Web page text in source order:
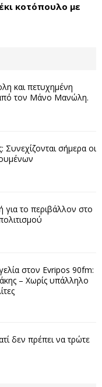
κοτόπουλο με
και πετυχημένη
τον Μάνο Μανώλη.
σήμερα οι
για το περιβάλλον στο
στον Evripos 90fm:
– Χωρίς υπάλληλο
δεν πρέπει να τρώτε